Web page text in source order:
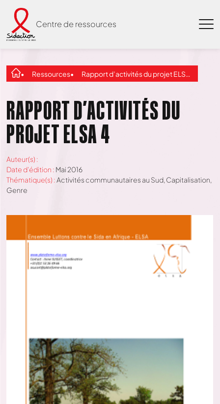
Centre de ressources
Ressources Rapport d’activités du projet ELSA 4
RAPPORT D’ACTIVITÉS DU
PROJET ELSA 4
Auteur(s) :
Date d'édition : Mai 2016
Thématique(s) :Activités communautaires au Sud, Capitalisation,
Genre